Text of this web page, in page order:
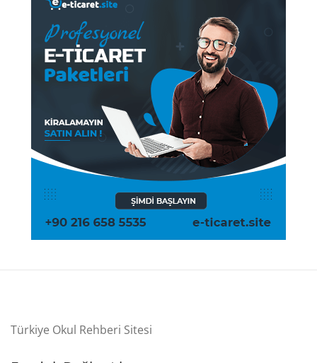
Türkiye Okul Rehberi Sitesi